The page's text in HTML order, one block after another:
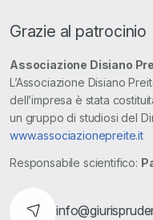
Grazie al patrocinio
Associazione Disiano
L’Associazione Disiano
dell’impresa è stata
un gruppo di studiosi del
www.associazionepreite.it
Responsabile scientifico: